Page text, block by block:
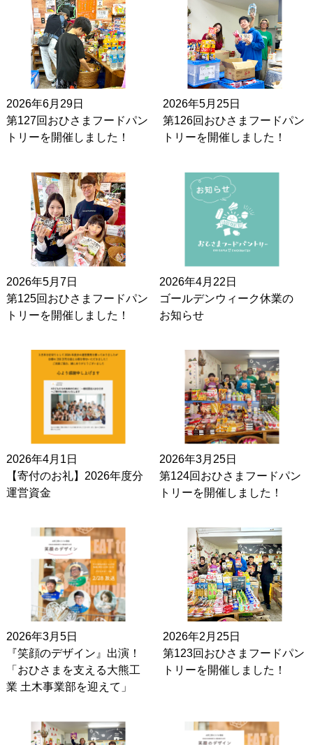
2026年6月29日
第127回おひさまフードパン
トリーを開催しました！
2026年5月25日
第126回おひさまフードパン
トリーを開催しました！
2026年5月7日
第125回おひさまフードパン
トリーを開催しました！
2026年4月22日
ゴールデンウィーク休業の
お知らせ
2026年4月1日
【寄付のお礼】2026年度分
運営資金
2026年3月25日
第124回おひさまフードパン
トリーを開催しました！
2026年3月5日
『笑顔のデザイン』出演！
「おひさまを支える大熊工
業 土木事業部を迎えて」
2026年2月25日
第123回おひさまフードパン
トリーを開催しました！